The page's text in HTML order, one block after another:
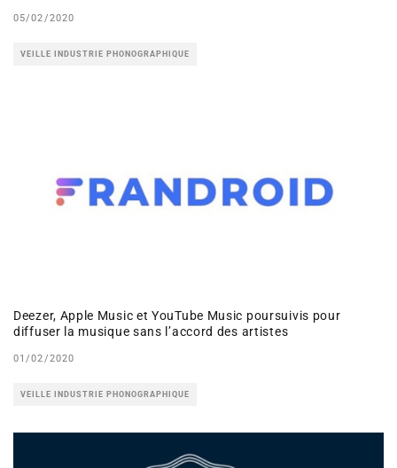
05/02/2020
VEILLE INDUSTRIE PHONOGRAPHIQUE
Deezer, Apple Music et YouTube Music poursuivis pour
diffuser la musique sans l’accord des artistes
01/02/2020
VEILLE INDUSTRIE PHONOGRAPHIQUE